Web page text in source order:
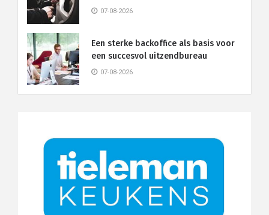
07-08-2026
Een sterke backoffice als basis voor
een succesvol uitzendbureau
07-08-2026